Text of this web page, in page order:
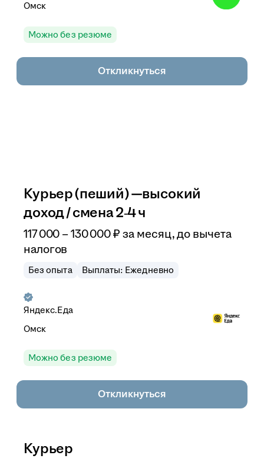
Омск
Можно без резюме
Откликнуться
Курьер (пеший) —высокий
доход / смена 2‑4 ч
117 000 –130 000₽ за месяц,до вычета
налогов
Без опыта Выплаты: Ежедневно
Яндекс.Еда
Омск
Можно без резюме
Откликнуться
Курьер